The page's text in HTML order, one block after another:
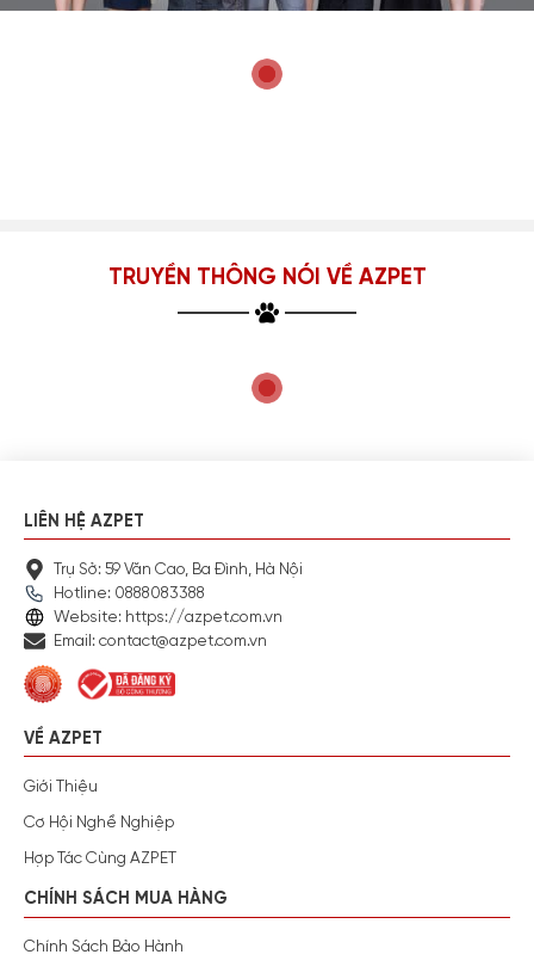
TRUYỀN THÔNG NÓI VỀ AZPET
LIÊN HỆ AZPET
Trụ Sở: 59 Văn Cao, Ba Đình, Hà Nội
Hotline: 0888083388
Website: https://azpet.com.vn
Email: contact@azpet.com.vn
VỀ AZPET
Giới Thiệu
Cơ Hội Nghề Nghiệp
Hợp Tác Cùng AZPET
CHÍNH SÁCH MUA HÀNG
Chính Sách Bảo Hành